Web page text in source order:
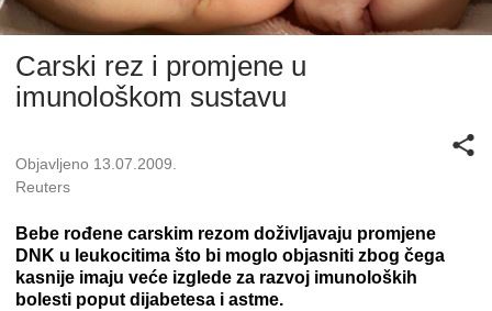
Carski rez i promjene u
imunološkom sustavu
Objavljeno 13.07.2009.
Reuters
Bebe rođene carskim rezom doživljavaju promjene
DNK u leukocitima što bi moglo objasniti zbog čega
kasnije imaju veće izglede za razvoj imunoloških
bolesti poput dijabetesa i astme.